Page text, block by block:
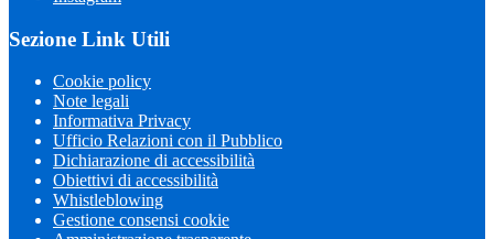
Sezione Link Utili
Cookie policy
Note legali
Informativa Privacy
Ufficio Relazioni con il Pubblico
Dichiarazione di accessibilità
Obiettivi di accessibilità
Whistleblowing
Gestione consensi cookie